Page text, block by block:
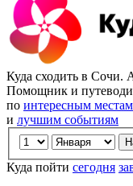
Куда сходить в Сочи.
Помощник и
по интересным местам
и лучшим событиям
Куда пойти сегодня